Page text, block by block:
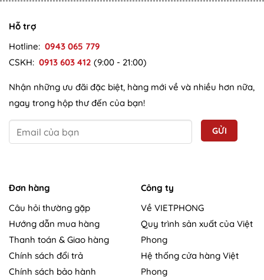
Hỗ trợ
Hotline: 0943 065 779
CSKH: 0913 603 412 (9:00 - 21:00)
Nhận những ưu đãi đặc biệt, hàng mới về và nhiều hơn nữa,
ngay trong hộp thư đến của bạn!
Đơn hàng
Câu hỏi thường gặp
Hướng dẫn mua hàng
Thanh toán & Giao hàng
Chính sách đổi trả
Chính sách bảo hành
Công ty
Về VIETPHONG
Quy trình sản xuất của Việt
Phong
Hệ thống cửa hàng Việt
Phong